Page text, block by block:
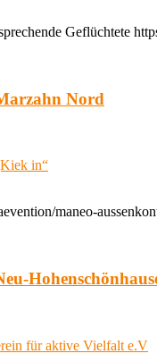
Geflüchtete
Nord
in“
maneo-
für aktive Vielfalt e.V